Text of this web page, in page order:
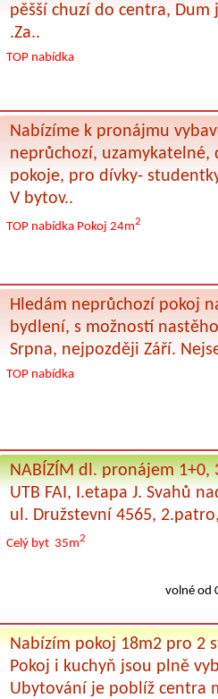
pěšší chuzí do centra, Dum
.Za..
TOP nabídka
Nabízíme k pronájmu
neprůchozí, uzamykatelné,
pokoje, pro dívky-
V bytov..
TOP nabídkaPokoj 24m2
Hledám neprůchozí pokoj
bydlení, s možností
Srpna, nejpozději Září.
TOP nabídka
NABÍZÍM dl. pronájem 1+0,
UTB FAI, I.etapa J. Svahů
ul. Družstevní 4565,
Celý byt35m2
volné od
Nabízím pokoj 18m2 pro 2
Pokoj i kuchyň jsou plně
Ubytování je poblíž centra